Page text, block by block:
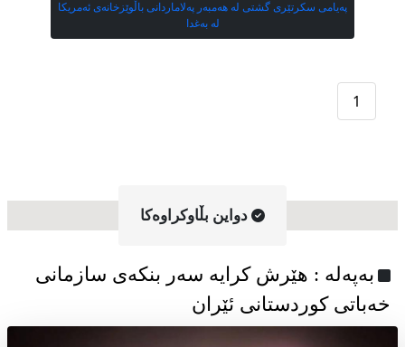
په‌یامی سکرتێری گشتی له‌ هه‌مبه‌ر پەلاماردانی باڵوێزخانەی ئەمریکا
لە بەغدا
1
دواین بڵاوکراوه‌کا
به‌په‌له‌ : هێرش کرایە سەر بنکەی سازمانی
خەباتی کوردستانی ئێران